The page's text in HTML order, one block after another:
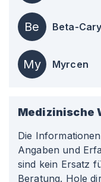
Be Beta-
My Myrcen
Medizinische
Die
Angaben und
sind kein Ersatz
Beratung. Hole